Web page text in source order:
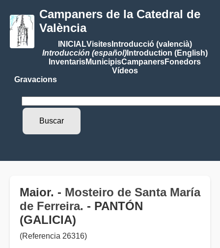
Campaners de la Catedral de
València
INICIALVisitesIntroducció (valencià)
Introducción (español)Introduction (English)
InventarisMunicipisCampanersFonedors
Vídeos
Gravacions
Maior. - Mosteiro de Santa María
de Ferreira. - PANTÓN
(GALICIA)
(Referencia 26316)